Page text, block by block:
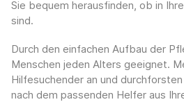
Sie bequem herausfinden, ob in
sind.
Durch den einfachen Aufbau der
Menschen jeden Alters geeignet.
Hilfesuchender an und
nach dem passenden Helfer aus